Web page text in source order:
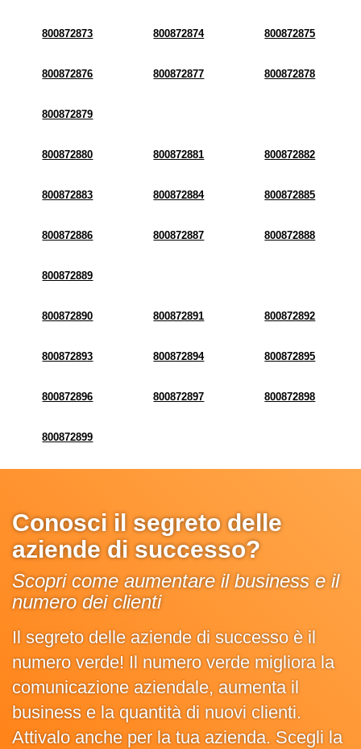
800872873 800872874 800872875
800872876 800872877 800872878
800872879
800872880 800872881 800872882
800872883 800872884 800872885
800872886 800872887 800872888
800872889
800872890 800872891 800872892
800872893 800872894 800872895
800872896 800872897 800872898
800872899
Conosci il segreto delle
aziende di successo?
Scopri come aumentare il business e il
numero dei clienti
Il segreto delle aziende di successo è il
numero verde! Il numero verde migliora la
comunicazione aziendale, aumenta il
business e la quantità di nuovi clienti.
Attivalo anche per la tua azienda. Scegli la